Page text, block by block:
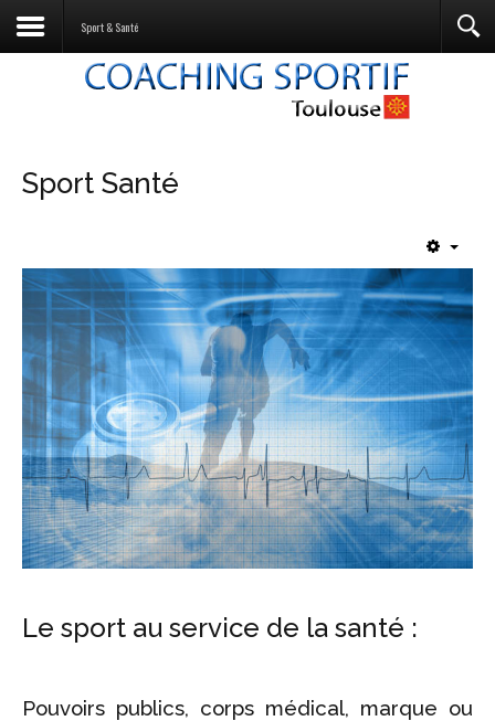
Sport & Santé
Sport Santé
Le sport au service de la santé :
Pouvoirs publics, corps médical, marque ou